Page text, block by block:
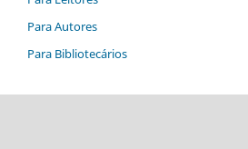
Para Autores
Para Bibliotecários